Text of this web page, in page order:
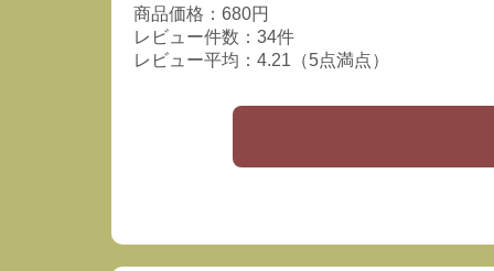
商品価格：680円
レビュー件数：34件
レビュー平均：4.21（5点満点）